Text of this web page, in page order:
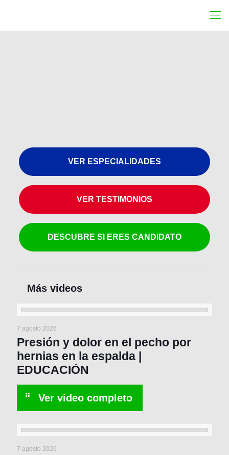
VER ESPECIALIDADES
VER TESTIMONIOS
DESCUBRE SI ERES CANDIDATO
7 agosto 2026
Presión y dolor en el pecho por
hernias en la espalda |
EDUCACIÓN
7 agosto 2026